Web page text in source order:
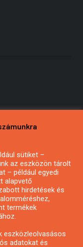
sütiket –
az eszközön tárolt
– például egyedi
alapvető
hirdetések és
termékek
eszközleolvasásos
adatokat és